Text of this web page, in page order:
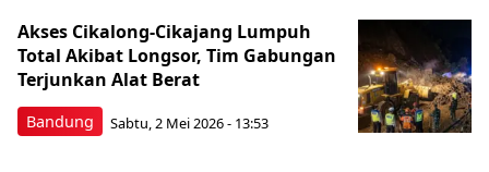
Bandung
Akses Cikalong-Cikajang Lumpuh
Total Akibat Longsor, Tim Gabungan
Terjunkan Alat Berat
Sabtu, 2 Mei 2026 - 13:53